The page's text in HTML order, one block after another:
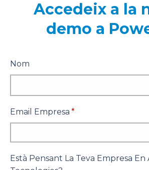
Accedeix a la
demo a
Nom
Email Empresa *
Està Pensant La Teva Empresa